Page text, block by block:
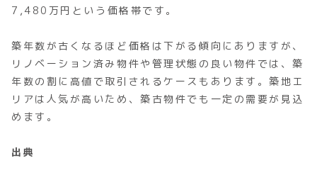
7,480万円という価格帯です。
築年数が古くなるほど価格は下がる傾向にありますが、
リノベーション済み物件や管理状態の良い物件では、築
年数の割に高値で取引されるケースもあります。築地エ
リアは人気が高いため、築古物件でも一定の需要が見込
めます。
出典